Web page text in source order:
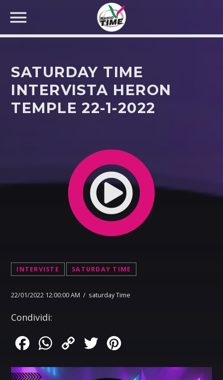
CERCA NEL SITO WEB:
SATURDAY TIME
INTERVISTA HERON
TEMPLE 22-1-2022
INTERVISTE SATURDAY TIME
22/01/2022 12:00:00 AM / saturday Time
Condividi:
FacebookWhatsApp
Copy
Twitter